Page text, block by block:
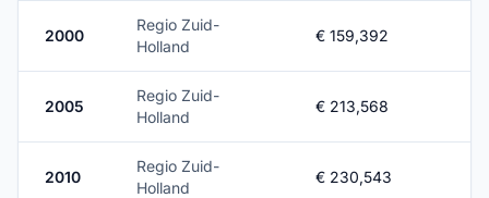
2000
Regio Zuid-
Holland
€ 159,392
2005
Regio Zuid-
Holland
€ 213,568
2010
Regio Zuid-
Holland
€ 230,543